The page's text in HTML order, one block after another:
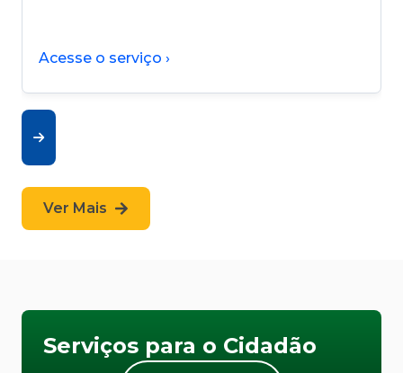
Acesse o serviço ›
Ver Mais
Serviços para o Cidadão